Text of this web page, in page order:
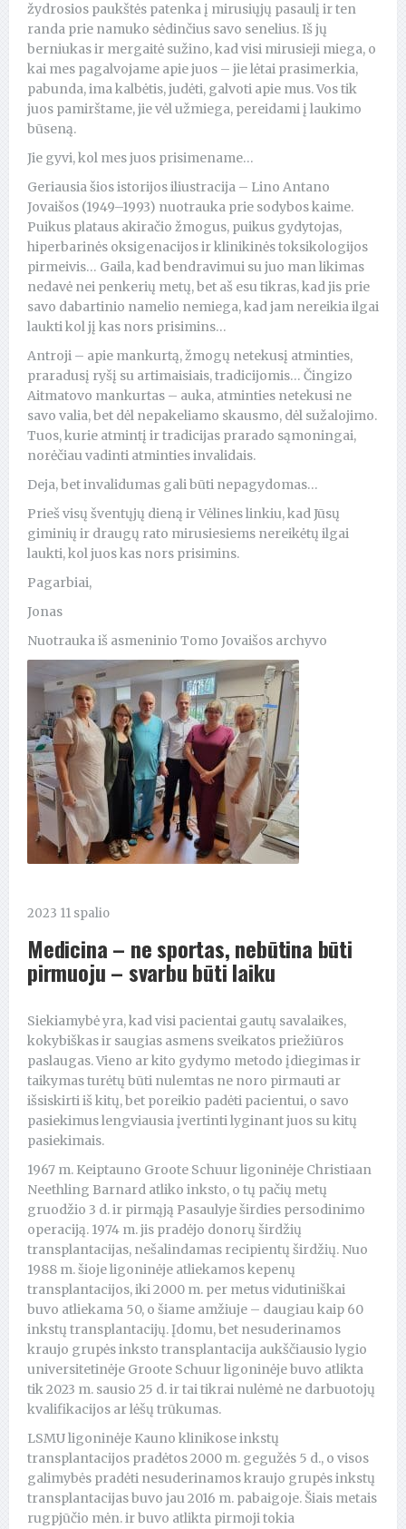
žydrosios paukštės patenka į mirusiųjų pasaulį ir ten
randa prie namuko sėdinčius savo senelius. Iš jų
berniukas ir mergaitė sužino, kad visi mirusieji miega, o
kai mes pagalvojame apie juos – jie lėtai prasimerkia,
pabunda, ima kalbėtis, judėti, galvoti apie mus. Vos tik
juos pamirštame, jie vėl užmiega, pereidami į laukimo
būseną.
Jie gyvi, kol mes juos prisimename…
Geriausia šios istorijos iliustracija – Lino Antano
Jovaišos (1949–1993) nuotrauka prie sodybos kaime.
Puikus plataus akiračio žmogus, puikus gydytojas,
hiperbarinės oksigenacijos ir klinikinės toksikologijos
pirmeivis… Gaila, kad bendravimui su juo man likimas
nedavė nei penkerių metų, bet aš esu tikras, kad jis prie
savo dabartinio namelio nemiega, kad jam nereikia ilgai
laukti kol jį kas nors prisimins…
Antroji – apie mankurtą, žmogų netekusį atminties,
praradusį ryšį su artimaisiais, tradicijomis… Čingizo
Aitmatovo mankurtas – auka, atminties netekusi ne
savo valia, bet dėl nepakeliamo skausmo, dėl sužalojimo.
Tuos, kurie atmintį ir tradicijas prarado sąmoningai,
norėčiau vadinti atminties invalidais.
Deja, bet invalidumas gali būti nepagydomas…
Prieš visų šventųjų dieną ir Vėlines linkiu, kad Jūsų
giminių ir draugų rato mirusiesiems nereikėtų ilgai
laukti, kol juos kas nors prisimins.
Pagarbiai,
Jonas
Nuotrauka iš asmeninio Tomo Jovaišos archyvo
2023 11 spalio
Medicina – ne sportas, nebūtina būti
pirmuoju – svarbu būti laiku
Siekiamybė yra, kad visi pacientai gautų savalaikes,
kokybiškas ir saugias asmens sveikatos priežiūros
paslaugas. Vieno ar kito gydymo metodo įdiegimas ir
taikymas turėtų būti nulemtas ne noro pirmauti ar
išsiskirti iš kitų, bet poreikio padėti pacientui, o savo
pasiekimus lengviausia įvertinti lyginant juos su kitų
pasiekimais.
1967 m. Keiptauno Groote Schuur ligoninėje Christiaan
Neethling Barnard atliko inksto, o tų pačių metų
gruodžio 3 d. ir pirmąją Pasaulyje širdies persodinimo
operaciją. 1974 m. jis pradėjo donorų širdžių
transplantacijas, nešalindamas recipientų širdžių. Nuo
1988 m. šioje ligoninėje atliekamos kepenų
transplantacijos, iki 2000 m. per metus vidutiniškai
buvo atliekama 50, o šiame amžiuje – daugiau kaip 60
inkstų transplantacijų. Įdomu, bet nesuderinamos
kraujo grupės inksto transplantacija aukščiausio lygio
universitetinėje Groote Schuur ligoninėje buvo atlikta
tik 2023 m. sausio 25 d. ir tai tikrai nulėmė ne darbuotojų
kvalifikacijos ar lėšų trūkumas.
LSMU ligoninėje Kauno klinikose inkstų
transplantacijos pradėtos 2000 m. gegužės 5 d., o visos
galimybės pradėti nesuderinamos kraujo grupės inkstų
transplantacijas buvo jau 2016 m. pabaigoje. Šiais metais
rugpjūčio mėn. ir buvo atlikta pirmoji tokia